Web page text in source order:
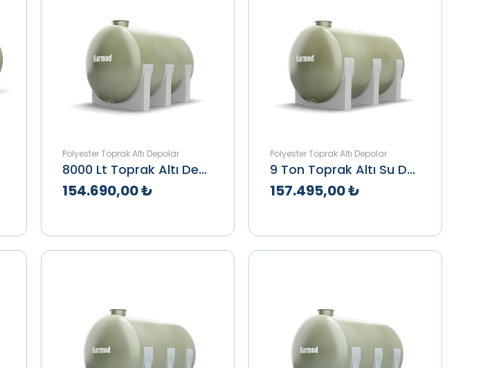
Polyester Toprak Altı Depolar
8000 Lt Toprak Altı Depo
154.690,00 ₺
Teklif Al İncele
Polyester Toprak Altı Depolar
9 Ton Toprak Altı Su Deposu
157.495,00 ₺
Teklif Al İncele